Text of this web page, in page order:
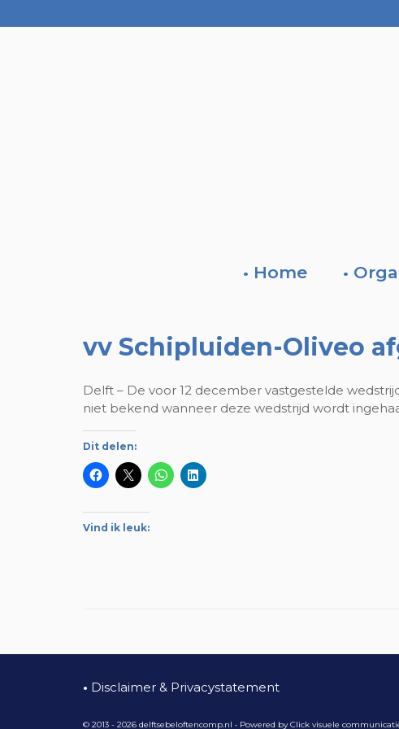
• Home •
vv Schipluiden-Oliveo
Delft – De voor 12 december vastgestelde
niet bekend wanneer deze wedstrijd wordt
Dit delen:
Vind ik leuk:
• Disclaimer & Privacystatement
© 2013 - 2026 delftsebeloftencomp.nl • Powered byClick visuele